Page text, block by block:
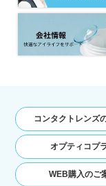
はページを
第３条（個
的）
ユーザーに
状況の閲覧
所，連絡先
れたサービ
の代金など
ユーザーに
コンタクトレンズ
オプティコプ
WEB購入のご